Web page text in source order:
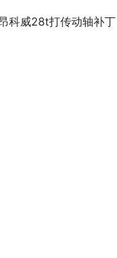
科威28t打传动轴补丁